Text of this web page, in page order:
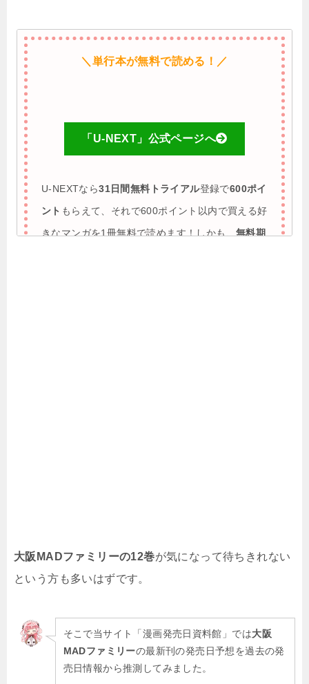
＼単行本が無料で読める！／
「U-NEXT」公式ページへ
U-NEXTなら31日間無料トライアル登録で600ポイ
ント もらえて、それで600ポイント以内で買える好
きなマンガを1冊無料で読めます！しかも、無料期
大阪MADファミリーの12巻が気になって待ちきれない
という方も多いはずです。
そこで当サイト「漫画発売日資料館」では大阪
MADファミリーの最新刊の発売日予想を過去の発
売日情報から推測してみました。